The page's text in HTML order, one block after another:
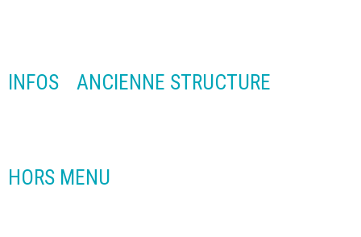
INFOS ANCIENNE STRUCTURE
HORS MENU